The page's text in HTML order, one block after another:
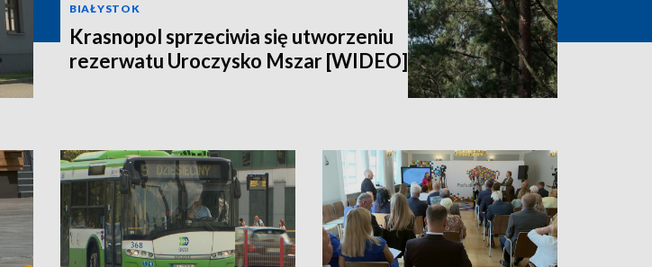
BIAŁYSTOK
Krasnopol sprzeciwia się utworzeniu
rezerwatu Uroczysko Mszar [WIDEO]